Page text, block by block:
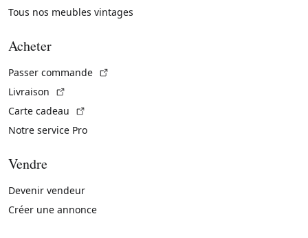
Tous nos meubles vintages
Acheter
Passer commande
Livraison
Carte cadeau
Notre service Pro
Vendre
Devenir vendeur
Créer une annonce